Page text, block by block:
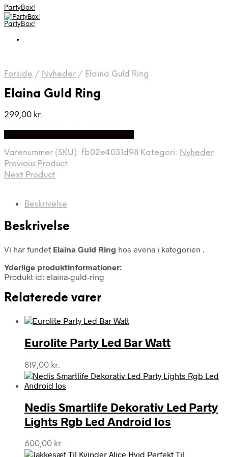
PartyBox!
PartyBox!
Forside / Nyheder / Elaina Guld Ring
Elaina Guld Ring
299,00 kr.
Varenummer (SKU): fb02e4031d98 Kategori: Nyheder
Previous Product
Next Product
Beskrivelse
Beskrivelse
Vi har fundet Elaina Guld Ring hos evena i kategorien .
Yderlige produktinformationer:
Produkt id: elaina-guld-ring
Relaterede varer
Eurolite Party Led Bar Watt
819,00 kr.
Nedis Smartlife Dekorativ Led Party
Lights Rgb Led Android Ios
600,00 kr.